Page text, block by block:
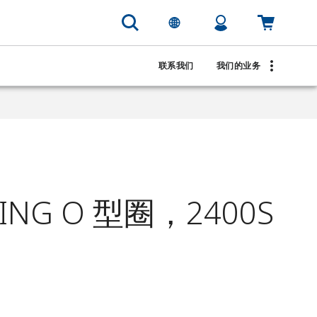
联系我们 我们的业务
O 型圈，2400S